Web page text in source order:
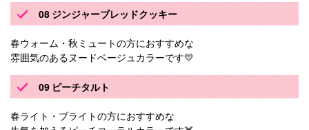
08 ジンジャーブレッドクッキー
春ウォーム・秋ミュートの方におすすめな
雰囲気のあるヌードベージュカラーです💛
09 ピーチタルト
春ライト・ブライトの方におすすめな